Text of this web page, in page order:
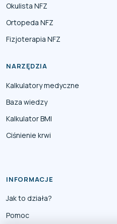
Okulista NFZ
Ortopeda NFZ
Fizjoterapia NFZ
NARZĘDZIA
Kalkulatory medyczne
Baza wiedzy
Kalkulator BMI
Ciśnienie krwi
INFORMACJE
Jak to działa?
Pomoc